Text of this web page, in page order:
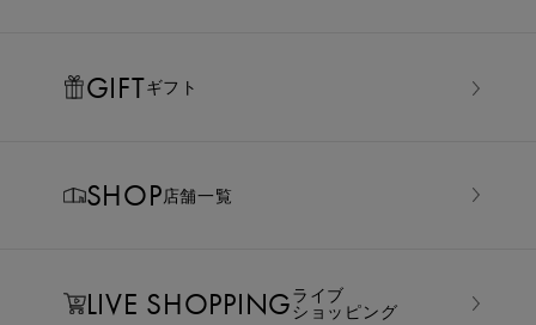
GIFTギフト
SHOP店舗一覧
LIVE SHOPPINGライブ
ショッピング